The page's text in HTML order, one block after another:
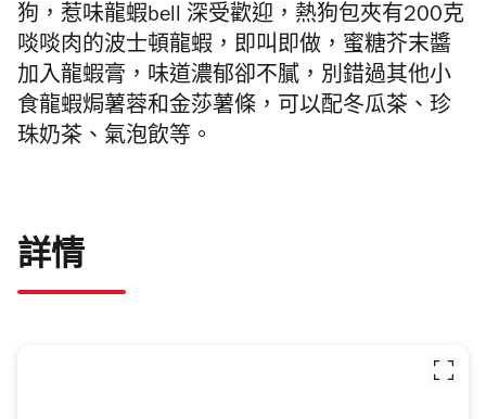
狗，惹味龍蝦bell 深受歡迎，熱狗包夾有200克
啖啖肉的波士頓龍蝦，即叫即做，蜜糖芥末醬
加入龍蝦膏，味道濃郁卻不膩，別錯過其他小
食龍蝦焗薯蓉和金莎薯條，可以配冬瓜茶、珍
珠奶茶、氣泡飲等。
詳情